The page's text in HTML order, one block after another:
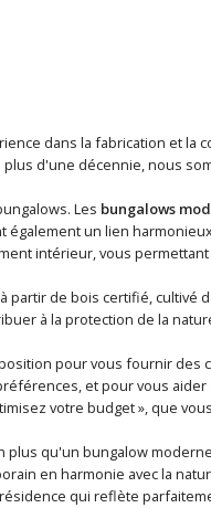
dans la fabrication et la
d'une décennie, nous
Les bungalows
un lien
intérieur, vous
de bois certifié, cultivé
à la protection de la
pour vous fournir des
et pour vous
votre budget », que
plus qu'un bungalow
en harmonie avec la
qui reflète